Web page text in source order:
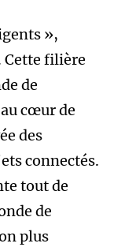
»,
Cette filière
de
cœur de
des
connectés.
tout de
de
plus